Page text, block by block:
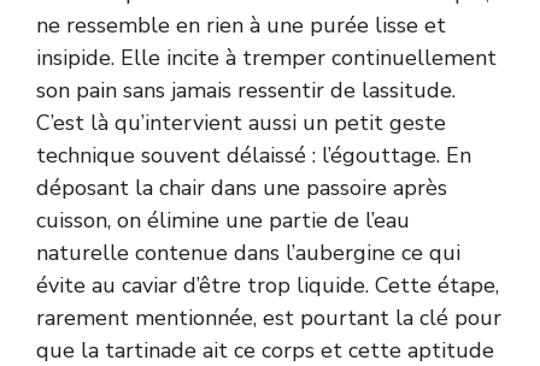
ne ressemble en rien à une purée lisse et
insipide. Elle incite à tremper continuellement
son pain sans jamais ressentir de lassitude.
C’est là qu’intervient aussi un petit geste
technique souvent délaissé : l’égouttage. En
déposant la chair dans une passoire après
cuisson, on élimine une partie de l’eau
naturelle contenue dans l’aubergine ce qui
évite au caviar d’être trop liquide. Cette étape,
rarement mentionnée, est pourtant la clé pour
que la tartinade ait ce corps et cette aptitude